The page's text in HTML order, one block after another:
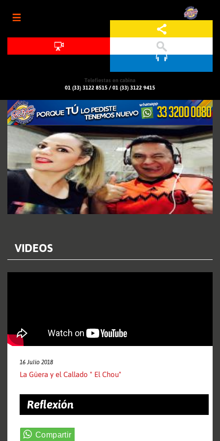
Telefiestas en cabina
01 (33) 3122 8515 /01 (33) 3122 9415
VIDEOS
16 Julio 2018
La Güera y el Callado " El Chou"
Reflexión